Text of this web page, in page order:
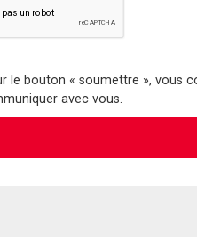
le bouton « soumettre », vous
avec vous.